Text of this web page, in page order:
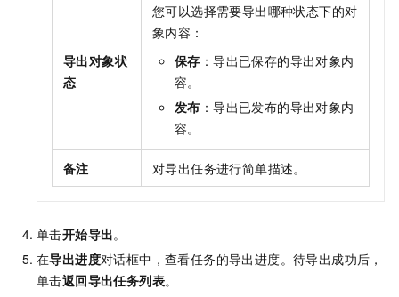
导出对象状
态
您可以选择需要导出哪种状态下的对
象内容：
保存 ：导出已保存的导出对象内
容。
发布 ：导出已发布的导出对象内
容。
备注 对导出任务进行简单描述。
单击开始导出。
在导出进度对话框中，查看任务的导出进度。待导出成功后，
单击返回导出任务列表。